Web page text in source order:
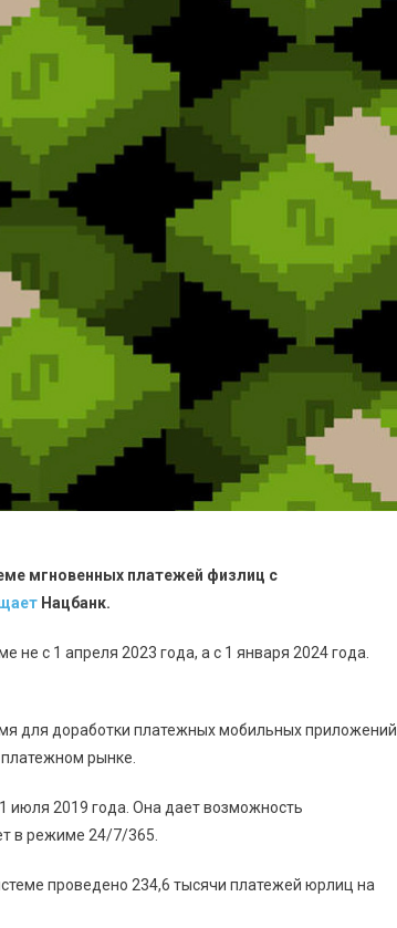
мгновенных платежей физлиц с
Нацбанк.
не с 1 апреля 2023 года, а с 1 января 2024 года.
для доработки платежных мобильных приложений
рынке.
июля 2019 года. Она дает возможность
в режиме 24/7/365.
проведено 234,6 тысячи платежей юрлиц на